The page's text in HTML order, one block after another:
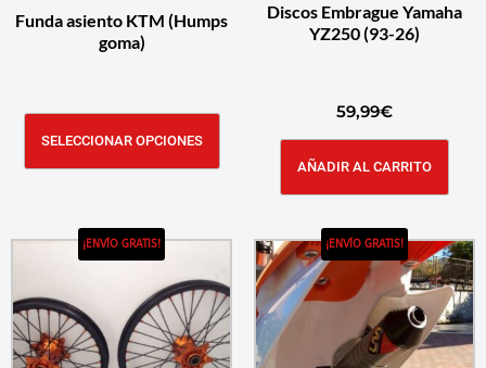
Funda asiento KTM (Humps
goma)
SELECCIONAR OPCIONES
Discos Embrague Yamaha
YZ250 (93-26)
59,99€
AÑADIR AL CARRITO
¡ENVÍO GRATIS! ¡ENVÍO GRATIS!